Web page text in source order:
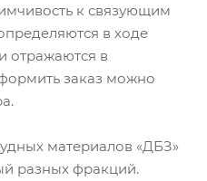
к связующим
в ходе
отражаются в
заказ можно
материалов «ДБЗ»
разных фракций.